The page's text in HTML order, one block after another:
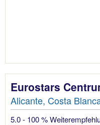
Eurostars
Alicante, Costa
5.0 - 100 %